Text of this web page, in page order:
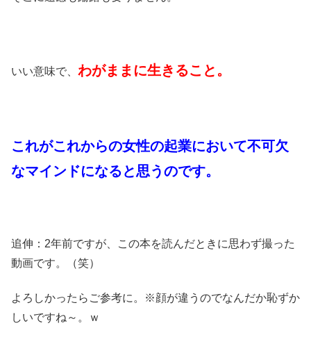
いい意味で、 わがままに生きること。
これがこれからの女性の起業において不可欠
なマインドになると思うのです。
追伸：2年前ですが、この本を読んだときに思わず撮った
動画です。（笑）
よろしかったらご参考に。※顔が違うのでなんだか恥ずか
しいですね～。ｗ